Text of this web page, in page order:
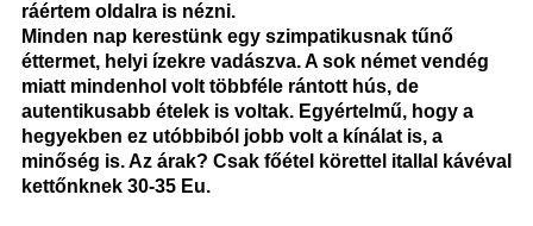
ráértem oldalra is nézni.
Minden nap kerestünk egy szimpatikusnak tűnő
éttermet, helyi ízekre vadászva. A sok német vendég
miatt mindenhol volt többféle rántott hús, de
autentikusabb ételek is voltak. Egyértelmű, hogy a
hegyekben ez utóbbiból jobb volt a kínálat is, a
minőség is. Az árak? Csak főétel körettel itallal kávéval
kettőnknek 30-35 Eu.